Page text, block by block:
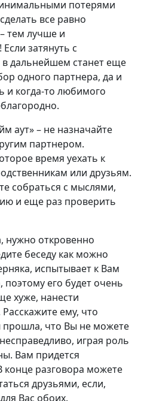
потерями
все равно
тем лучше и
затянуть с
дальнейшем станет еще
одного партнера, да и
и когда-то любимого
аут» – не назначайте
партнером.
время уехать к
или друзьям.
собраться с мыслями,
и еще раз проверить
нужно откровенно
беседу как можно
испытывает к Вам
поэтому его будет очень
хуже, нанести
Расскажите ему, что
что Вы не можете
играя роль
Вам придется
разговора можете
друзьями, если,
Вас обоих.